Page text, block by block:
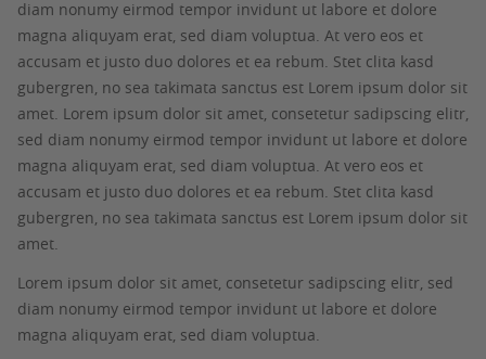
diam nonumy eirmod tempor invidunt ut labore et dolore
magna aliquyam erat, sed diam voluptua. At vero eos et
accusam et justo duo dolores et ea rebum. Stet clita kasd
gubergren, no sea takimata sanctus est Lorem ipsum dolor sit
amet. Lorem ipsum dolor sit amet, consetetur sadipscing elitr,
sed diam nonumy eirmod tempor invidunt ut labore et dolore
magna aliquyam erat, sed diam voluptua. At vero eos et
accusam et justo duo dolores et ea rebum. Stet clita kasd
gubergren, no sea takimata sanctus est Lorem ipsum dolor sit
amet.
Lorem ipsum dolor sit amet, consetetur sadipscing elitr, sed
diam nonumy eirmod tempor invidunt ut labore et dolore
magna aliquyam erat, sed diam voluptua.